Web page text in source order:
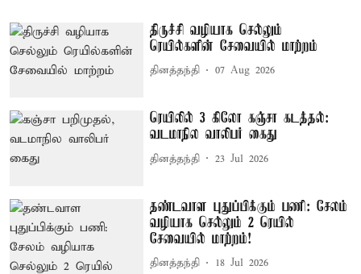
திருச்சி வழியாக செல்லும்
ரெயில்களின் சேவையில் மாற்றம்
தினத்தந்தி 07 Aug 2026
ரெயிலில் 3 கிலோ கஞ்சா கடத்தல்:
வடமாநில வாலிபர் கைது
தினத்தந்தி 23 Jul 2026
தண்டவாள புதுப்பிக்கும் பணி: சேலம்
வழியாக செல்லும் 2 ரெயில்
சேவையில் மாற்றம்!
தினத்தந்தி 18 Jul 2026